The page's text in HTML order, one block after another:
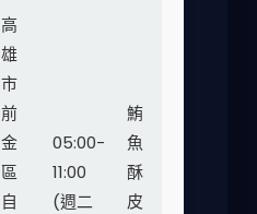
高
雄
市
前
金
區
自
05:00-
11:00
(週二
鮪
魚
酥
皮